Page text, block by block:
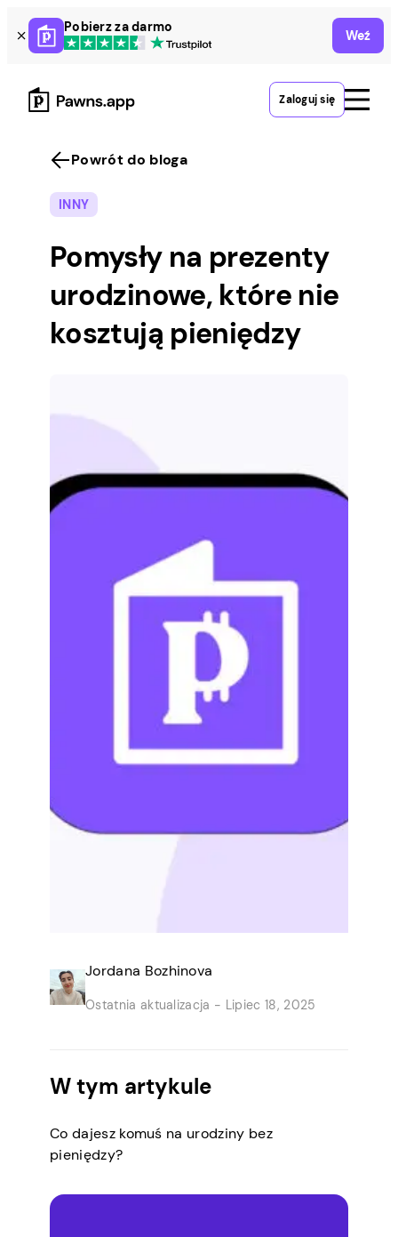
Skip
to
content
Pobierz za darmo
Weź
Zaloguj się
Powrót do bloga
INNY
Pomysły na prezenty
urodzinowe, które nie
kosztują pieniędzy
Jordana Bozhinova
Ostatnia aktualizacja - Lipiec 18, 2025
W tym artykule
Co dajesz komuś na urodziny bez
pieniędzy?